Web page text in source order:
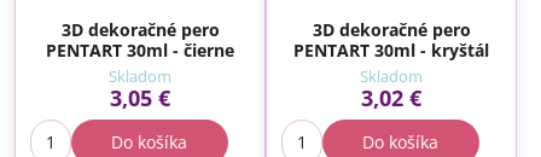
3D dekoračné pero
PENTART 30ml - čierne
Skladom
3,05 €
Do košíka
3D dekoračné pero
PENTART 30ml - kryštál
Skladom
3,02 €
Do košíka